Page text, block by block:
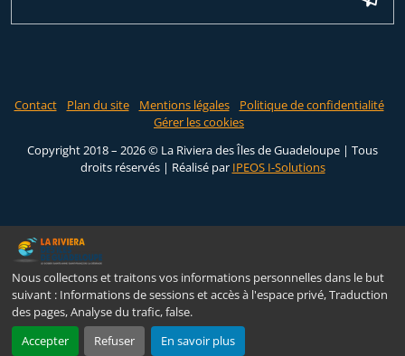
Nous collectons et traitons vos informations personnelles dans le but
suivant : Informations de sessions et accès à l'espace privé, Traduction
des pages, Analyse du trafic, false.
Accepter
Refuser En savoir plus
Contact Plan du site Mentions légales
Politique de confidentialité
Gérer les cookies
Copyright 2018 – 2026 © La Riviera des Îles de Guadeloupe | Tous
droits réservés | Réalisé par IPEOS I-Solutions